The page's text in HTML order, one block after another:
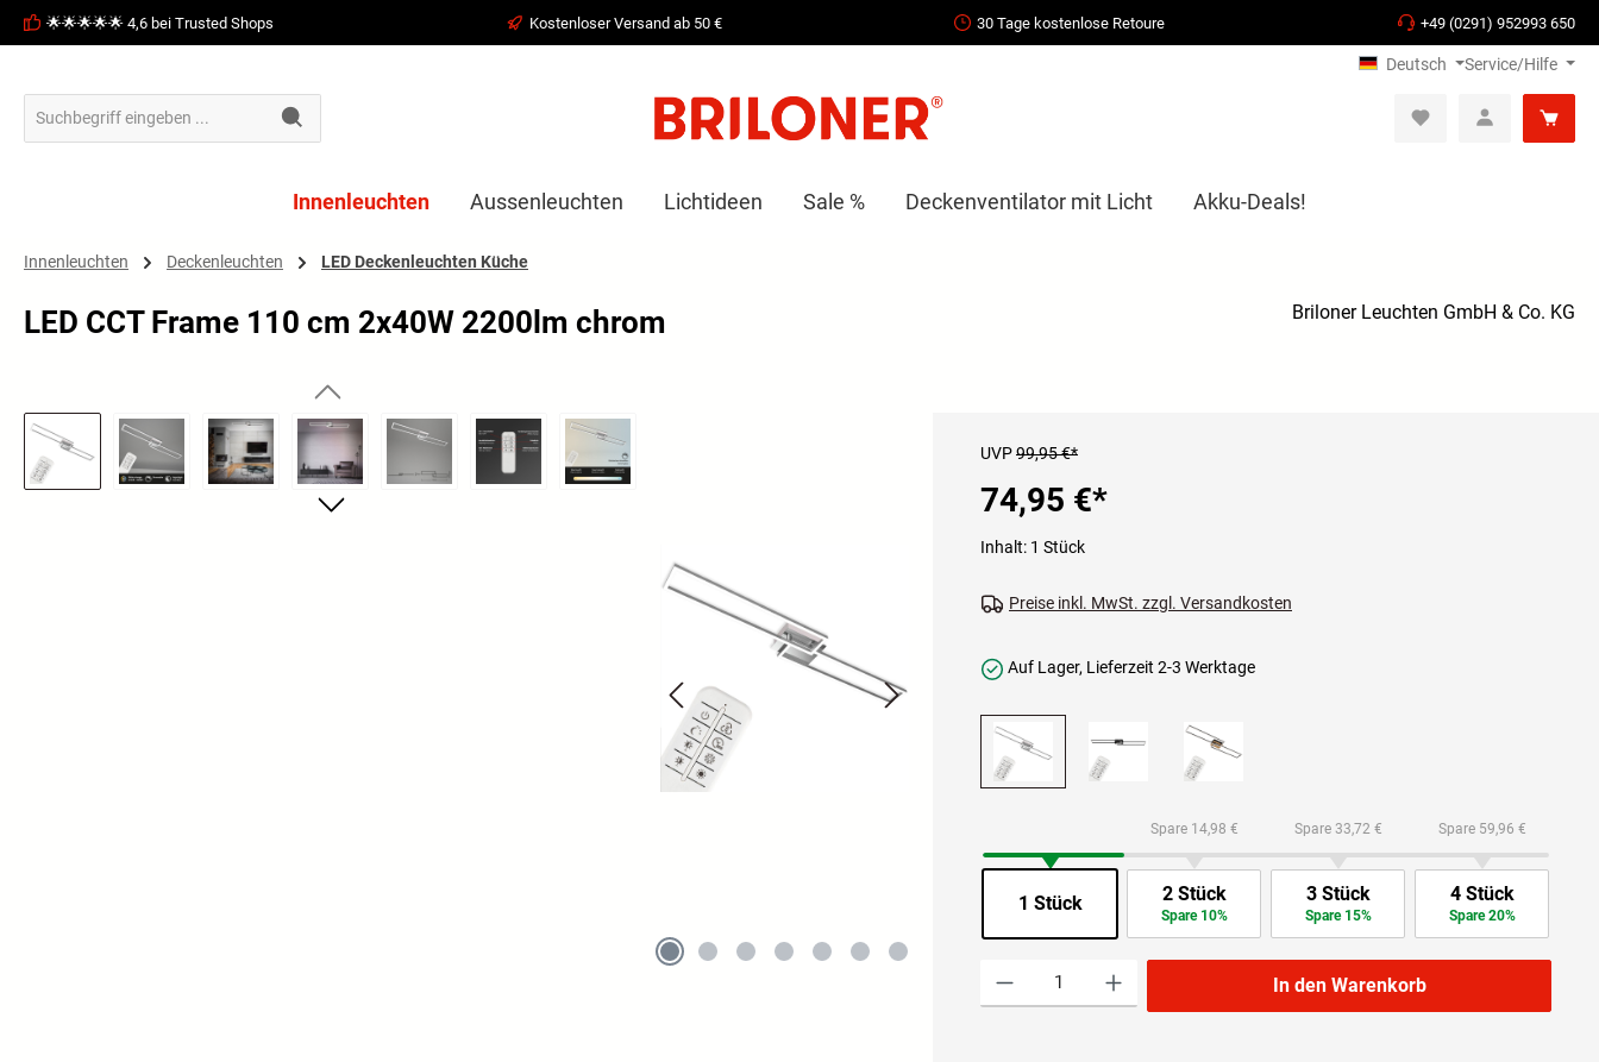
Zur Hauptnavigation springen
🌟🌟🌟🌟🌟 4,6 bei Trusted Shops Kostenloser Versand ab 50 € 30 Tage kostenlose Retoure +49 (0291) 952993 650
Deutsch Service/Hilfe
Innenleuchten Aussenleuchten Lichtideen Sale % Deckenventilator mit Licht Akku-Deals!
Innenleuchten Deckenleuchten LED Deckenleuchten Küche
LED CCT Frame 110 cm 2x40W 2200lm chrom Briloner Leuchten GmbH & Co. KG
Bildergalerie überspringen
UVP99,95 €*
74,95 €*
Inhalt: 1 Stück
Preise inkl. MwSt. zzgl. Versandkosten
Auf Lager, Lieferzeit 2-3 Werktage
1 Stück
Spare 14,98 €
2 Stück
Spare 10%
Spare 33,72 €
3 Stück
Spare 15%
Spare 59,96 €
4 Stück
Spare 20%
In den Warenkorb